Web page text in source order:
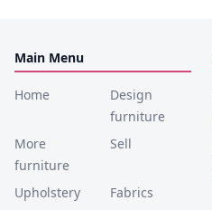
Main Menu
Home
Design
furniture
More
furniture
Sell
Upholstery
Fabrics